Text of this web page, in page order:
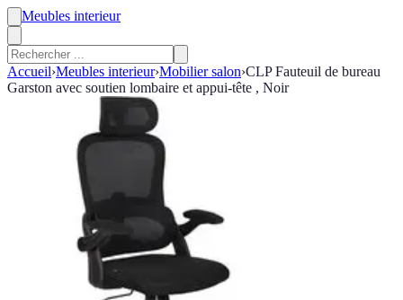
Meubles interieur
Accueil›Meubles interieur›Mobilier salon›CLP Fauteuil de bureau
Garston avec soutien lombaire et appui-tête , Noir